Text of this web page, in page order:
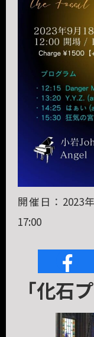
開催日：2023
17:00
「化石